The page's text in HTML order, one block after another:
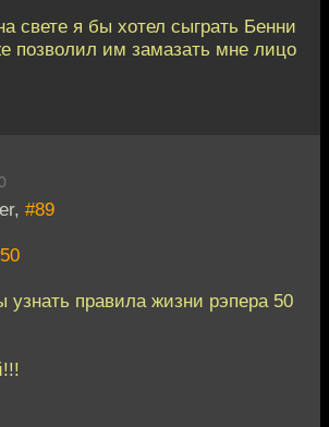
свете я бы хотел сыграть Бенни
позволил им замазать мне лицо
#89
узнать правила жизни рэпера 50